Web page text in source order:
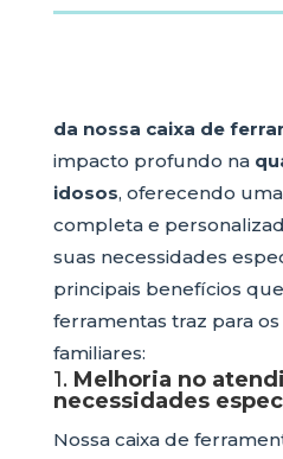
da nossa caixa de
impacto profundo na
idosos, oferecendo
completa e
suas necessidades
principais benefícios
ferramentas traz para os
familiares:
1. Melhoria no
necessidades
Nossa caixa de